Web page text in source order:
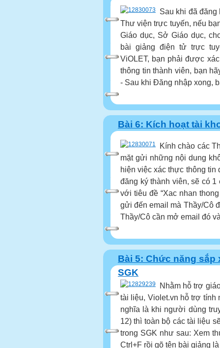
Sau khi đã đăng
Thư viện trực tuyến, nếu
Giáo dục, Sở Giáo dục,
bài giảng điện tử trực
ViOLET, bạn phải được
thông tin thành viên, bạn
- Sau khi Đăng nhập xong,
Bài 6: Kích hoạt tài
Kính chào các
mặt gửi những nội dung
hiện việc xác thực thông tin
đăng ký thành viên, sẽ có
với tiêu đề “Xac nhan
gửi đến email mà Thầy/Cô
Thầy/Cô cần mở email đó
Bài 5: Chức năng
SGK
Nhằm hỗ trợ
tài liệu, Violet.vn hỗ trợ tính
nghĩa là khi người dùng
12) thì toàn bộ các tài liệu
trong SGK như sau: Xem
Ctrl+F rồi gõ tên bài giảng